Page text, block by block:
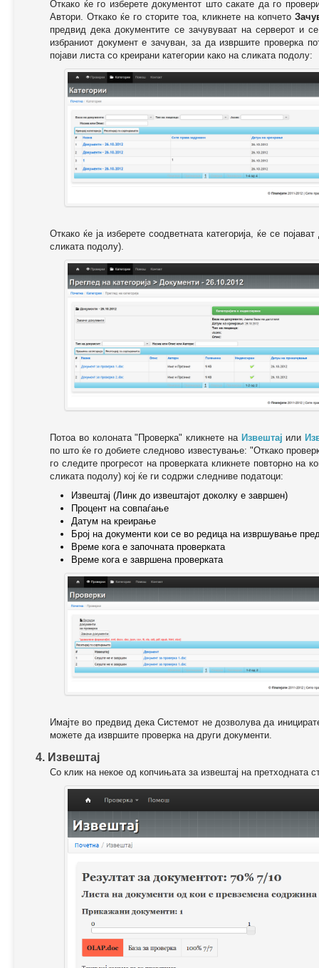
Откако ќе го изберете документот што сакате да го
Автори. Откако ќе го сторите тоа, кликнете на копчето
предвид дека документите се зачувуваат на серверот и
избраниот документ е зачуван, за да извршите проверка
појави листа со креирани категории како на сликата подолу:
Откако ќе ја изберете соодветната категорија, ќе се
сликата подолу).
Потоа во колоната "Проверка" кликнете на Извештај или
по што ќе го добиете следново известување: "Oткако
го следите прогресот на проверката кликнете повторно на
сликата подолу) кој ќе ги содржи следниве податоци:
Извештај (Линк до извештајот доколку е завршен)
Процент на совпаѓање
Датум на креирање
Број на документи кои се во редица на извршување
Време кога е започната проверката
Време кога е завршена проверката
Имајте во предвид дека Системот не дозволува да
можете да извршите проверка на други документи.
4. Извештај
Со клик на некое од копчињата за извештај на претходната